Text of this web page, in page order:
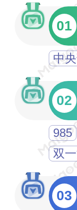
01
中
02
985
双
03